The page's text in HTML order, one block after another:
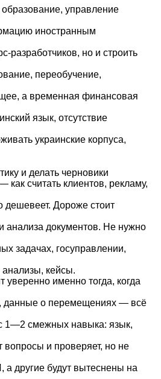
управление
иностранным
разработчиков, но и строить
переобучение,
а временная финансовая
язык, отсутствие
украинские корпуса,
и делать черновики
считать клиентов, рекламу,
Дороже стоит
анализа документов. Не нужно
задачах, госуправлении,
анализы, кейсы.
именно тогда, когда
данные о перемещениях — всё
1—2 смежных навыка: язык,
вопросы и проверяет, но не
а другие будут вытеснены на